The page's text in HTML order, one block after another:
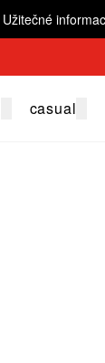
Užitečné
casual